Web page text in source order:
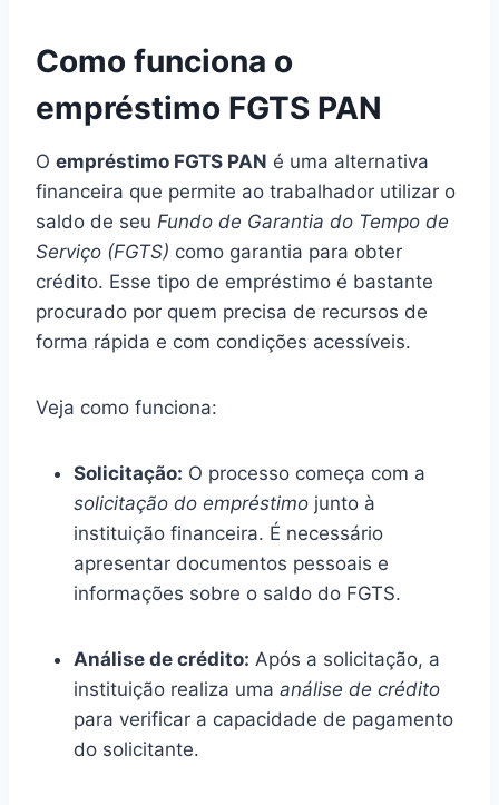
Como funciona o
empréstimo FGTS PAN
O empréstimo FGTS PAN é uma alternativa
financeira que permite ao trabalhador utilizar o
saldo de seu Fundo de Garantia do Tempo de
Serviço (FGTS) como garantia para obter
crédito. Esse tipo de empréstimo é bastante
procurado por quem precisa de recursos de
forma rápida e com condições acessíveis.
Veja como funciona:
Solicitação: O processo começa com a
solicitação do empréstimo junto à
instituição financeira. É necessário
apresentar documentos pessoais e
informações sobre o saldo do FGTS.
Análise de crédito: Após a solicitação, a
instituição realiza uma análise de crédito
para verificar a capacidade de pagamento
do solicitante.